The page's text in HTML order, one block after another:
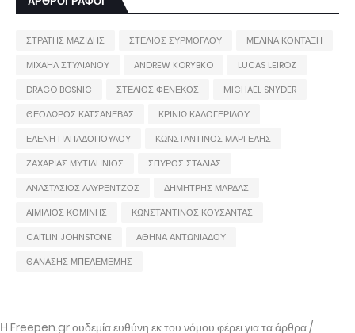
ΣΤΡΑΤΗΣ ΜΑΖΙΔΗΣ ΣΤΕΛΙΟΣ ΣΥΡΜΟΓΛΟΥ
ΜΕΛΙΝΑ ΚΟΝΤΑΞΗ
ΜΙΧΑΗΛ ΣΤΥΛΙΑΝΟΥ
ANDREW KORYBKO
LUCAS LEIROZ
DRAGO BOSNIC
ΣΤΕΛΙΟΣ ΦΕΝΕΚΟΣ
MICHAEL SNYDER
ΘΕΟΔΩΡΟΣ ΚΑΤΣΑΝΕΒΑΣ
ΚΡΙΝΙΩ ΚΑΛΟΓΕΡΙΔΟΥ
ΕΛΕΝΗ ΠΑΠΑΔΟΠΟΥΛΟΥ
ΚΩΝΣΤΑΝΤΙΝΟΣ ΜΑΡΓΕΛΗΣ
ΖΑΧΑΡΙΑΣ ΜΥΤΙΛΗΝΙΟΣ
ΣΠΥΡΟΣ ΣΤΑΛΙΑΣ
ΑΝΑΣΤΑΣΙΟΣ ΛΑΥΡΕΝΤΖΟΣ
ΔΗΜΗΤΡΗΣ ΜΑΡΔΑΣ
ΑΙΜΙΛΙΟΣ ΚΟΜΙΝΗΣ
ΚΩΝΣΤΑΝΤΙΝΟΣ ΚΟΥΣΑΝΤΑΣ
CAITLIN JOHNSTONE
ΑΘΗΝΑ ΑΝΤΩΝΙΑΔΟΥ
ΘΑΝΑΣΗΣ ΜΠΕΛΕΜΕΜΗΣ
Η Freepen.gr ουδεμία ευθύνη εκ του νόμου φέρει για τα άρθρα /